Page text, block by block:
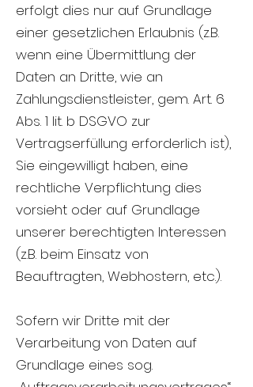
erfolgt dies nur auf Grundlage
einer gesetzlichen Erlaubnis (z.B.
wenn eine Übermittlung der
Daten an Dritte, wie an
Zahlungsdienstleister, gem. Art. 6
Abs. 1 lit. b DSGVO zur
Vertragserfüllung erforderlich ist),
Sie eingewilligt haben, eine
rechtliche Verpflichtung dies
vorsieht oder auf Grundlage
unserer berechtigten Interessen
(z.B. beim Einsatz von
Beauftragten, Webhostern, etc.).
Sofern wir Dritte mit der
Verarbeitung von Daten auf
Grundlage eines sog.